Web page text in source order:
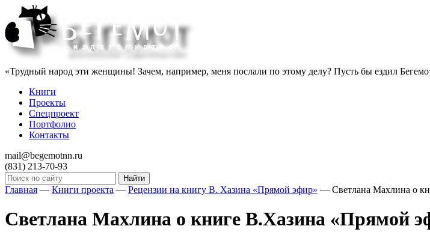
«Трудный народ эти женщины! Зачем, например, меня послали по этому делу? Пусть бы ездил
Книги
Проекты
Спецпроект
Портфолио
Контакты
mail@begemotnn.ru
(831) 213-70-93
Главная — Книги проекта — Рецензии на книгу В. Хазина «Прямой эфир» — Светлана Махлина о
Светлана Махлина о книге В.Хазина «Прямой